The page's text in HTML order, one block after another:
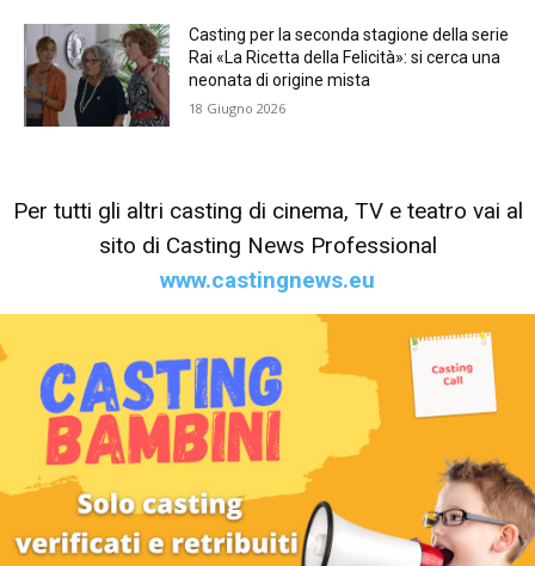
Casting per la seconda stagione della serie
Rai «La Ricetta della Felicità»: si cerca una
neonata di origine mista
18 Giugno 2026
Per tutti gli altri casting di cinema, TV e teatro vai al
sito di Casting News Professional
www.castingnews.eu